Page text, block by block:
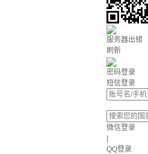
服务器出错
刷新
密码登录
短信登录
微信登录
QQ登录